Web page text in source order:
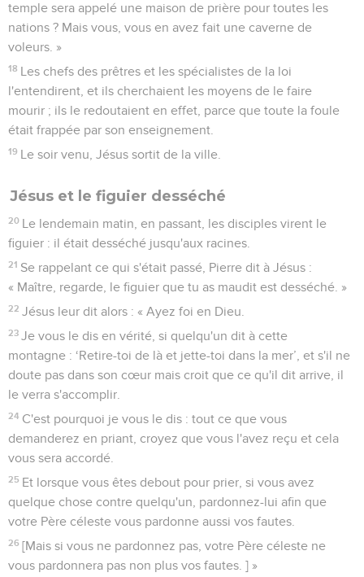
temple sera appelé une maison de prière pour toutes les
nations ? Mais vous, vous en avez fait une caverne de
voleurs. »
18 Les chefs des prêtres et les spécialistes de la loi
l'entendirent, et ils cherchaient les moyens de le faire
mourir ; ils le redoutaient en effet, parce que toute la foule
était frappée par son enseignement.
19 Le soir venu, Jésus sortit de la ville.
Jésus et le figuier desséché
20 Le lendemain matin, en passant, les disciples virent le
figuier : il était desséché jusqu'aux racines.
21 Se rappelant ce qui s'était passé, Pierre dit à Jésus :
« Maître, regarde, le figuier que tu as maudit est desséché. »
22 Jésus leur dit alors : « Ayez foi en Dieu.
23 Je vous le dis en vérité, si quelqu'un dit à cette
montagne : ‘Retire-toi de là et jette-toi dans la mer’, et s'il ne
doute pas dans son cœur mais croit que ce qu'il dit arrive, il
le verra s'accomplir.
24 C'est pourquoi je vous le dis : tout ce que vous
demanderez en priant, croyez que vous l'avez reçu et cela
vous sera accordé.
25 Et lorsque vous êtes debout pour prier, si vous avez
quelque chose contre quelqu'un, pardonnez-lui afin que
votre Père céleste vous pardonne aussi vos fautes.
26 [Mais si vous ne pardonnez pas, votre Père céleste ne
vous pardonnera pas non plus vos fautes. ] »